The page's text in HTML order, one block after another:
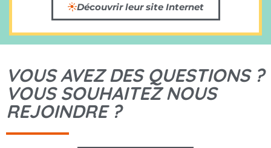
Découvrir leur site Internet
VOUS AVEZ DES QUESTIONS ?
VOUS SOUHAITEZ NOUS
REJOINDRE ?